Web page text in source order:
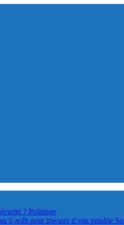
? Politique
6 août pour travaux d’eau potable